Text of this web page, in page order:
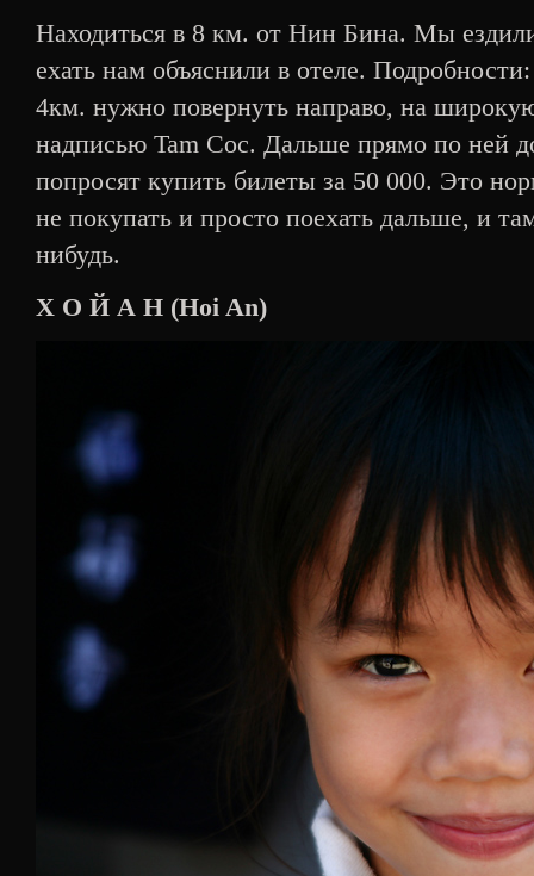
Находиться в 8 км. от Нин Бина. Мы
ехать нам объяснили в отеле.
4км. нужно повернуть направо, на
надписью Tam Coc. Дальше прямо по ней
попросят купить билеты за 50 000. Это
не покупать и просто поехать дальше, и
нибудь.
Х О Й А Н (Hoi An)